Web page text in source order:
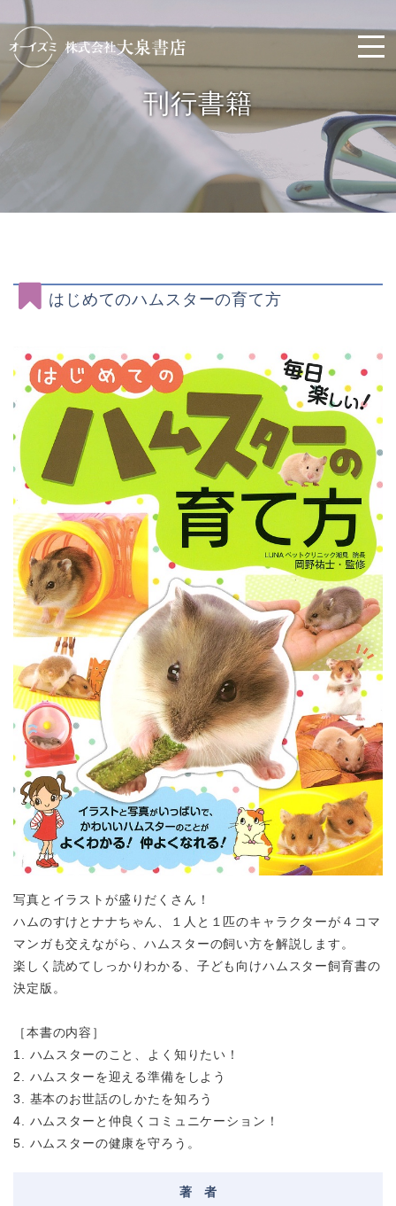
刊行書籍
はじめてのハムスターの育て方
写真とイラストが盛りだくさん！
ハムのすけとナナちゃん、１人と１匹のキャラクターが４コマ
マンガも交えながら、ハムスターの飼い方を解説します。
楽しく読めてしっかりわかる、子ども向けハムスター飼育書の
決定版。
［本書の内容］
1. ハムスターのこと、よく知りたい！
2. ハムスターを迎える準備をしよう
3. 基本のお世話のしかたを知ろう
4. ハムスターと仲良くコミュニケーション！
5. ハムスターの健康を守ろう。
著 者